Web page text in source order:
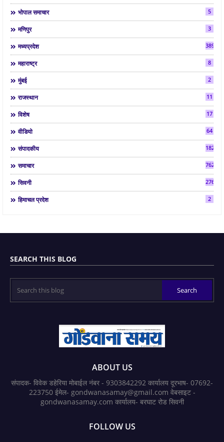
भोपाल समाचार 5
मणिपुर 3
मध्यप्रदेश 3892
महाराष्ट्र 8
मुंबई 2
राजस्थान 11
विशेष 17
वीडियो 64
संपादकीय 182
समाचार 7624
सिवनी 2763
हिमाचल प्रदेश 2
SEARCH THIS BLOG
ABOUT US
संपादक- विवेक डहेरिया मोबाईल नंबर - 9303842292 कार्यालय दूरभाष- 07692-
223750 ईमेल- gondwanasamay@gmail.com वेबसाइट -
gondwanasamay.com कार्यालय- बरघाट रोड सिवनी
FOLLOW US